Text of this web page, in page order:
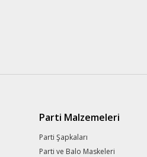
Parti Malzemeleri
Parti Şapkaları
Parti ve Balo Maskeleri